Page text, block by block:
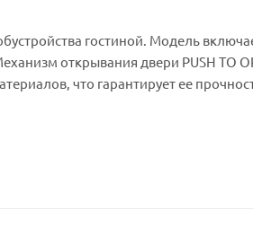
гостиной. Модель
открывания двери PUSH TO
что гарантирует ее